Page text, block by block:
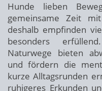
Hunde lieben
gemeinsame Zeit
deshalb empfinden
besonders
Naturwege bieten
und fördern die
kurze Alltagsrunden
ruhigeres Erkunden